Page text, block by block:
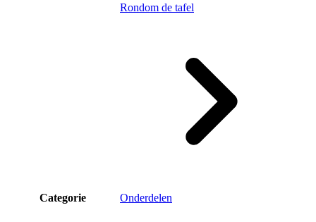
Categorie
Rondom de tafel
Onderdelen